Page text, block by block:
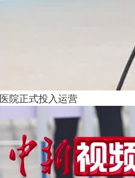
院正式投入运营